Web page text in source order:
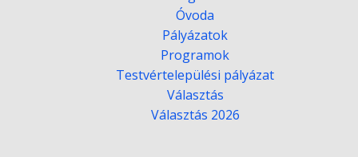
Óvoda
Pályázatok
Programok
Testvértelepülési pályázat
Választás
Választás 2026